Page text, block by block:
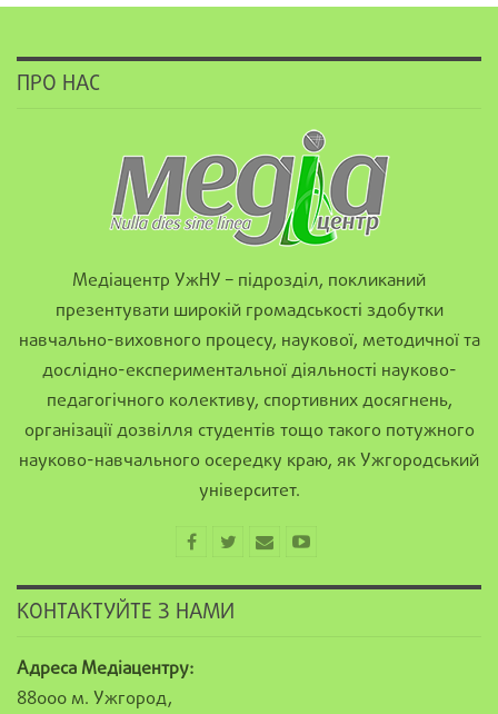
ПРО НАС
Медіацентр УжНУ – підрозділ, покликаний
презентувати широкій громадськості здобутки
навчально-виховного процесу, наукової, методичної та
дослідно-експериментальної діяльності науково-
педагогічного колективу, спортивних досягнень,
організації дозвілля студентів тощо такого потужного
науково-навчального осередку краю, як Ужгородський
університет.
КОНТАКТУЙТЕ З НАМИ
Адреса Медіацентру:
88000 м. Ужгород,